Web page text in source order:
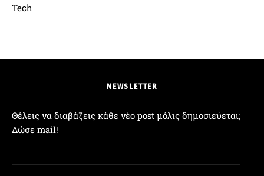
Tech
NEWSLETTER
Θέλεις να διαβάζεις κάθε νέο post μόλις δημοσιεύεται;
Δώσε mail!